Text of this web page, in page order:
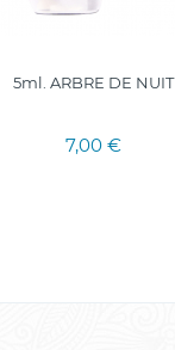
5ml. ARBRE DE NUIT
7,00 €